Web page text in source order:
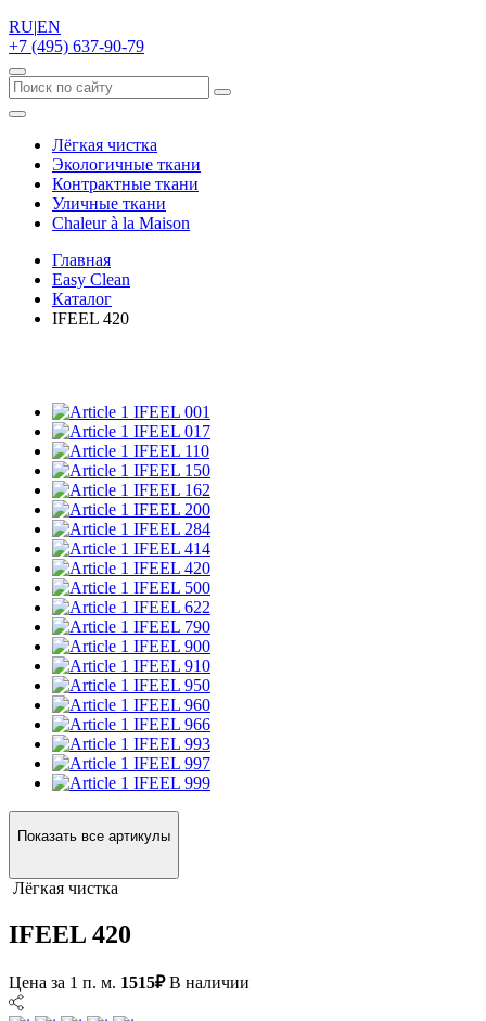
RU|EN
+7 (495) 637-90-79
Лёгкая чистка
Экологичные ткани
Контрактные ткани
Уличные ткани
Сhaleur à la Maison
Главная
Easy Clean
Каталог
IFEEL 420
IFEEL 001
IFEEL 017
IFEEL 110
IFEEL 150
IFEEL 162
IFEEL 200
IFEEL 284
IFEEL 414
IFEEL 420
IFEEL 500
IFEEL 622
IFEEL 790
IFEEL 900
IFEEL 910
IFEEL 950
IFEEL 960
IFEEL 966
IFEEL 993
IFEEL 997
IFEEL 999
Показать все артикулы
Лёгкая чистка
IFEEL 420
Цена за 1 п. м. 1515₽ В наличии